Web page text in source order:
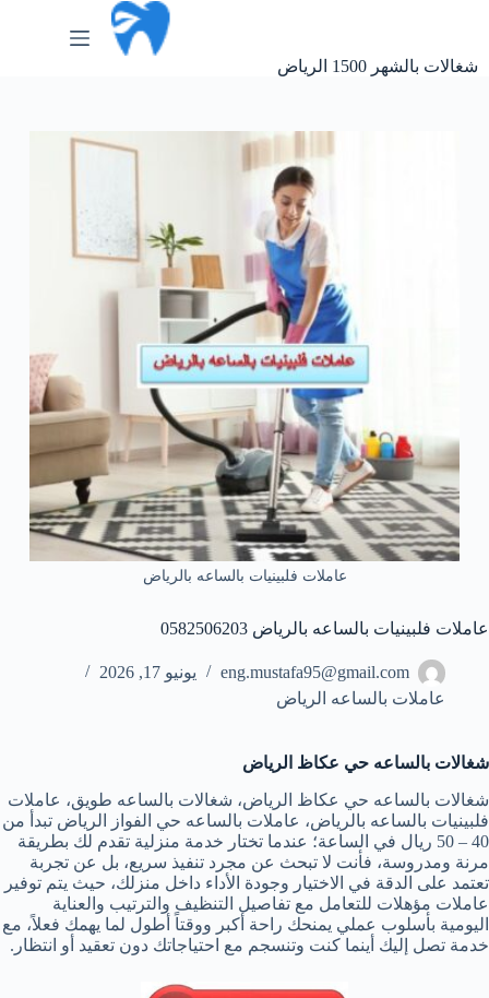
شغالات بالشهر 1500 الرياض
عاملات فلبينيات بالساعه بالرياض
عاملات فلبينيات بالساعه بالرياض 0582506203
eng.mustafa95@gmail.com
يونيو 17, 2026
عاملات بالساعه الرياض
شغالات بالساعه حي عكاظ الرياض
شغالات بالساعه حي عكاظ الرياض، شغالات بالساعه طويق، عاملات
فلبينيات بالساعه بالرياض، عاملات بالساعه حي الفواز الرياض تبدأ من
40 – 50 ريال في الساعة؛ عندما تختار خدمة منزلية تقدم لك بطريقة
مرنة ومدروسة، فأنت لا تبحث عن مجرد تنفيذ سريع، بل عن تجربة
تعتمد على الدقة في الاختيار وجودة الأداء داخل منزلك، حيث يتم توفير
عاملات مؤهلات للتعامل مع تفاصيل التنظيف والترتيب والعناية
اليومية بأسلوب عملي يمنحك راحة أكبر ووقتاً أطول لما يهمك فعلاً، مع
خدمة تصل إليك أينما كنت وتنسجم مع احتياجاتك دون تعقيد أو انتظار.